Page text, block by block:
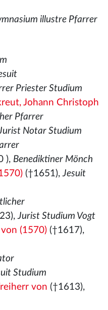
illustre Pfarrer
Priester Studium
Johann Christoph
Pfarrer
Notar Studium
), Benediktiner Mönch
(†1651),Jesuit
Jurist Studium Vogt
(1570)(†1617),
Studium
von (†1613),